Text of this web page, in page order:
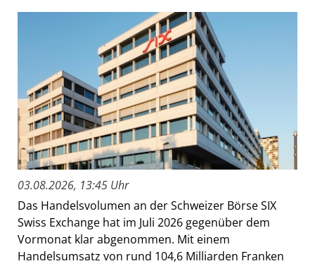
03.08.2026, 13:45 Uhr
Das Handelsvolumen an der Schweizer Börse SIX
Swiss Exchange hat im Juli 2026 gegenüber dem
Vormonat klar abgenommen. Mit einem
Handelsumsatz von rund 104,6 Milliarden Franken